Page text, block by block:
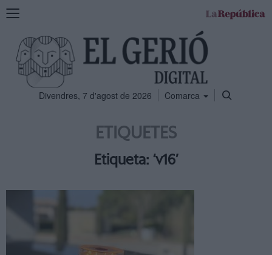
Mostra
navegació
Divendres, 7 d'agost de 2026 Comarca
ETIQUETES
Etiqueta: ‘v16’